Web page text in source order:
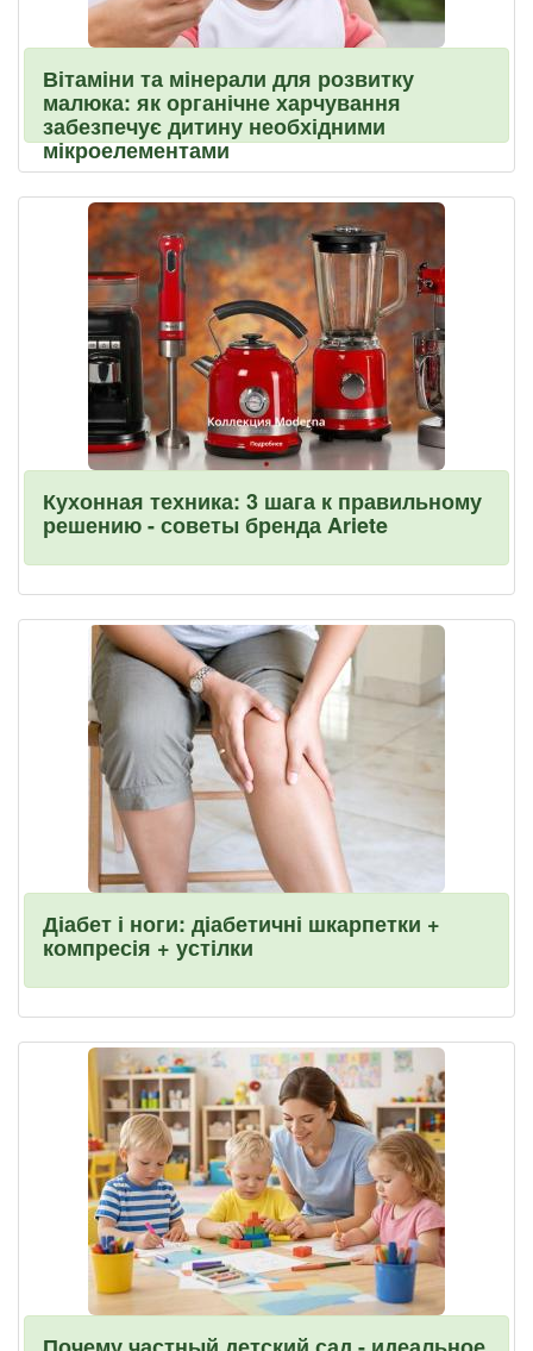
Вітаміни та мінерали для розвитку
малюка: як органічне харчування
забезпечує дитину необхідними
мікроелементами
Кухонная техника: 3 шага к правильному
решению - советы бренда Ariete
Діабет і ноги: діабетичні шкарпетки +
компресія + устілки